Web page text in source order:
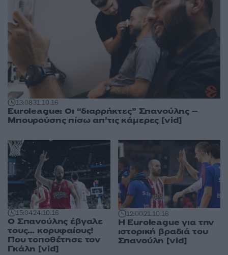
13:0831.10.16
Euroleague: Οι “διαρρήκτες” Σπανούλης –
Μπουρούσης πίσω απ’τις κάμερες [vid]
15:0424.10.16
Ο Σπανούλης έβγαλε
τους… κορυφαίους!
Που τοποθέτησε τον
Γκάλη [vid]
12:0021.10.16
Η Euroleague για την
ιστορική βραδιά του
Σπανούλη [vid]